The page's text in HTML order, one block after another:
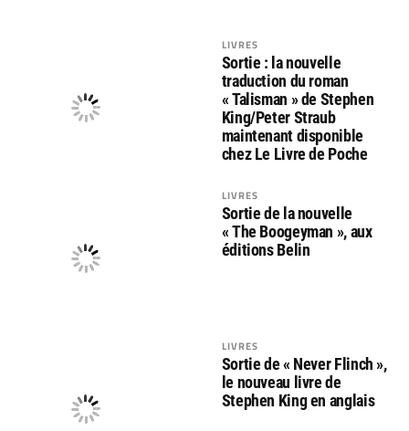
LIVRES
Sortie : la nouvelle
traduction du roman
« Talisman » de Stephen
King/Peter Straub
maintenant disponible
chez Le Livre de Poche
LIVRES
Sortie de la nouvelle
« The Boogeyman », aux
éditions Belin
LIVRES
Sortie de « Never Flinch »,
le nouveau livre de
Stephen King en anglais